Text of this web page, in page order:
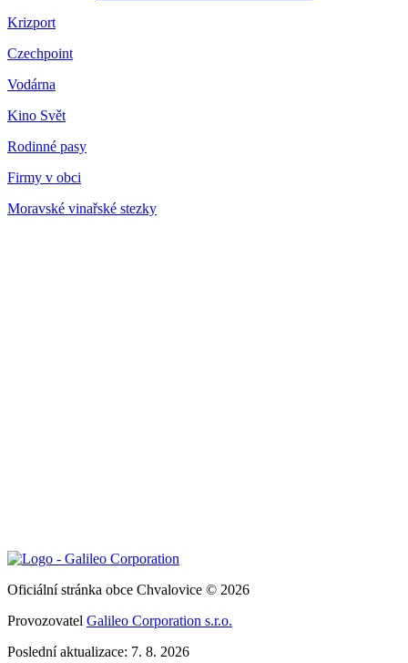
Krizport
Czechpoint
Vodárna
Kino Svět
Rodinné pasy
Firmy v obci
Moravské vinařské stezky
Oficiální stránka obce Chvalovice © 2026
Provozovatel Galileo Corporation s.r.o.
Poslední aktualizace: 7. 8. 2026